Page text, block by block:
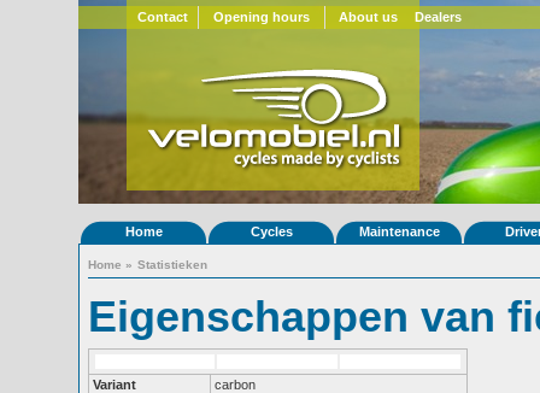
Contact Opening hours About us Dealers
Home Cycles Maintenance
Home » Statistieken
Eigenschappen van
Variant
carbon